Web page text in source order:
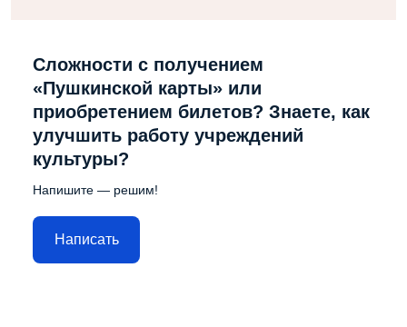
Сложности с получением
«Пушкинской карты» или
приобретением билетов? Знаете, как
улучшить работу учреждений
культуры?
Напишите — решим!
Написать